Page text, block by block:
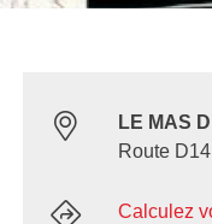
LE MAS
Route
Calculez